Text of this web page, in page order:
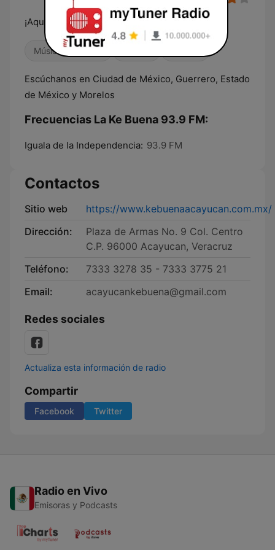
¡Aquí Suena, la Ke Buena!
Música mexicana
Escúchanos en Ciudad de México, Guerrero, Estado
de México y Morelos
Frecuencias La Ke Buena 93.9 FM:
Iguala de la Independencia: 93.9 FM
Contactos
Sitio web
https://www.kebuenaacayucan.com.mx/
Dirección:
Plaza de Armas No. 9 Col. Centro
C.P. 96000 Acayucan, Veracruz
Teléfono:
7333 3278 35 - 7333 3775 21
Email:
acayucankebuena@gmail.com
Redes sociales
Actualiza esta información de radio
Compartir
Facebook Twitter
Radio en Vivo
Emisoras y Podcasts